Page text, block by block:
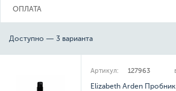
ОПЛАТА
Доступно — 3 варианта
Артикул: 127963
Elizabeth Arden